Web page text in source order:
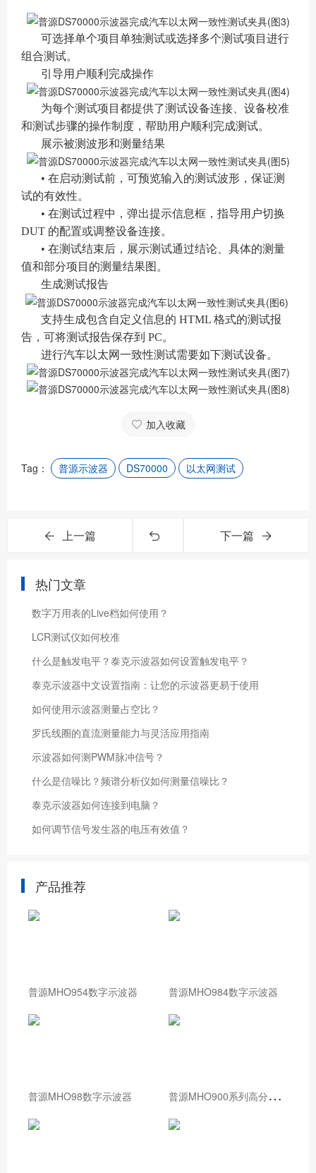
可选择单个项目单独测试或选择多个测试项目进行
组合测试。
引导用户顺利完成操作
为每个测试项目都提供了测试设备连接、设备校准
和测试步骤的操作制度，帮助用户顺利完成测试。
展示被测波形和测量结果
• 在启动测试前，可预览输入的测试波形，保证测
试的有效性。
• 在测试过程中，弹出提示信息框，指导用户切换
DUT 的配置或调整设备连接。
• 在测试结束后，展示测试通过结论、具体的测量
值和部分项目的测量结果图。
生成测试报告
支持生成包含自定义信息的 HTML 格式的测试报
告，可将测试报告保存到 PC。
进行汽车以太网一致性测试需要如下测试设备。
加入收藏
Tag： 普源示波器 DS70000 以太网测试
上一篇 下一篇
热门文章
数字万用表的Live档如何使用？
LCR测试仪如何校准
什么是触发电平？泰克示波器如何设置触发电平？
泰克示波器中文设置指南：让您的示波器更易于使用
如何使用示波器测量占空比？
罗氏线圈的直流测量能力与灵活应用指南
示波器如何测PWM脉冲信号？
什么是信噪比？频谱分析仪如何测量信噪比？
泰克示波器如何连接到电脑？
如何调节信号发生器的电压有效值？
产品推荐
普源MHO954数字示波器 普源MHO984数字示波器
普源MHO98数字示波器 普
源MHO900系列高分辨率数字示波器